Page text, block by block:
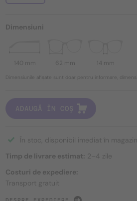
Dimensiuni
140 mm 62 mm 14 mm
Dimensiunile afișate sunt doar pentru informare,
ADAUGĂ ÎN COȘ
În stoc, disponibil imediat în
Timp de livrare estimat: 2–4 zile
Costuri de expediere:
Transport gratuit